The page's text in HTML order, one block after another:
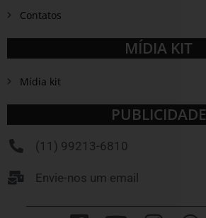
Contatos
MÍDIA KIT
Mídia kit
PUBLICIDADE
(11) 99213-6810
Envie-nos um email